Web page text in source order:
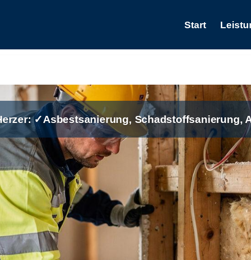
Start
✓Asbestsanierung, Schadstoffsanierung,